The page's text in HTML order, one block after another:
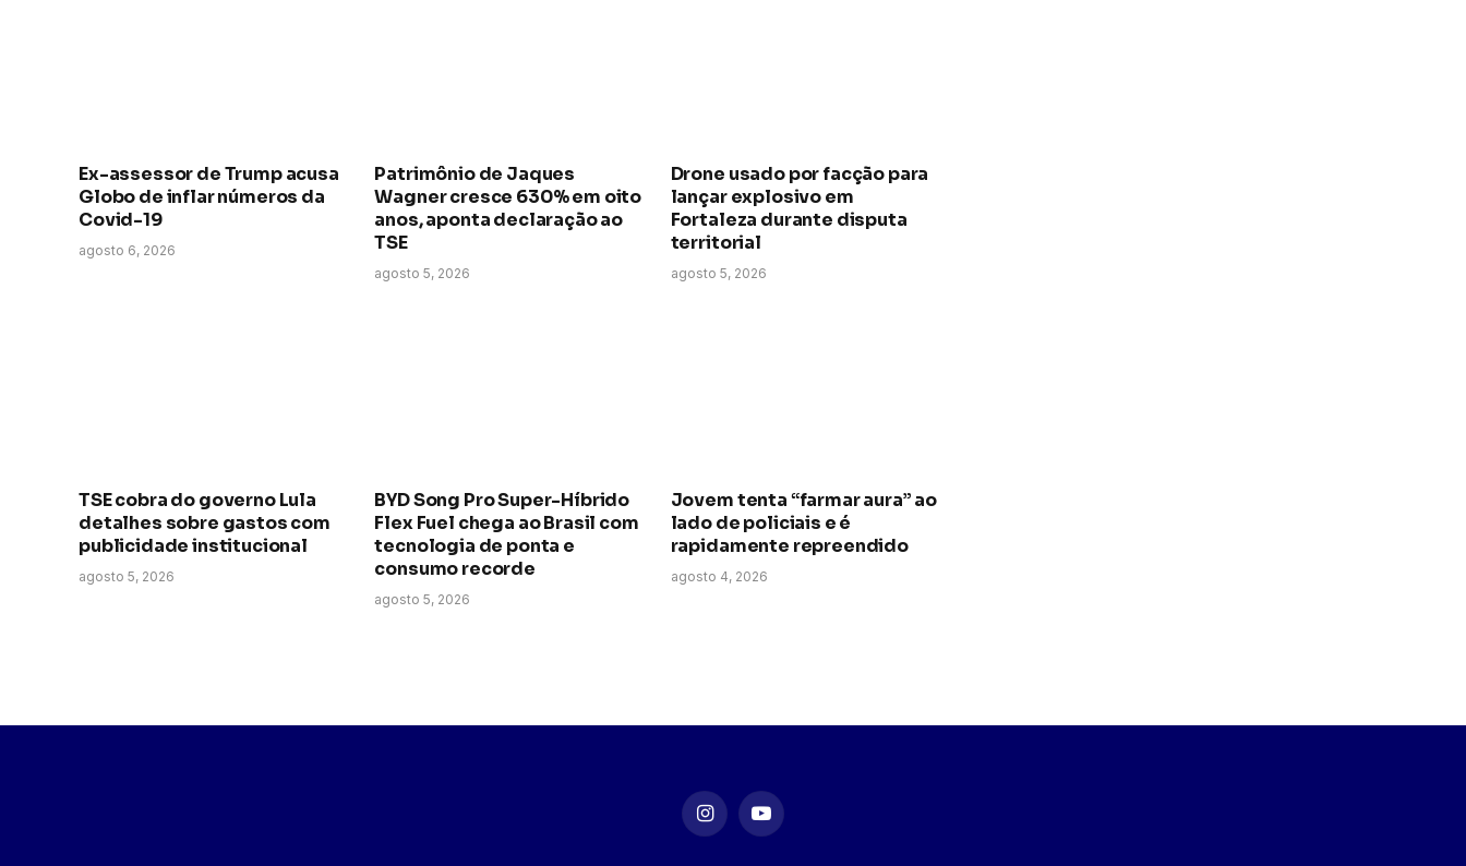
Ex-assessor de Trump acusa
Globo de inflar números da
Covid-19
agosto 6, 2026
Patrimônio de Jaques
Wagner cresce 630% em oito
anos, aponta declaração ao
TSE
agosto 5, 2026
Drone usado por facção para
lançar explosivo em
Fortaleza durante disputa
territorial
agosto 5, 2026
TSE cobra do governo Lula
detalhes sobre gastos com
publicidade institucional
agosto 5, 2026
BYD Song Pro Super-Híbrido
Flex Fuel chega ao Brasil com
tecnologia de ponta e
consumo recorde
agosto 5, 2026
Jovem tenta “farmar aura” ao
lado de policiais e é
rapidamente repreendido
agosto 4, 2026
InstagramYouTube